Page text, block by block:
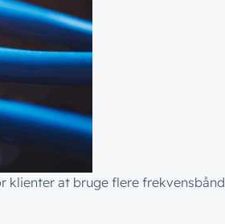
klienter at bruge flere frekvensbånd